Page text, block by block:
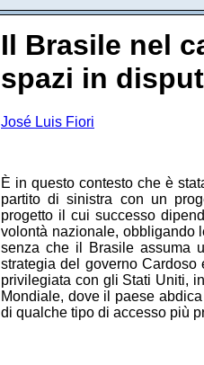
Il Brasile nel
spazi in
José Luis Fiori
È in questo contesto che è
partito di sinistra con un
progetto il cui successo
volontà nazionale, obbligando
senza che il Brasile assuma
strategia del governo
privilegiata con gli Stati Uniti,
Mondiale, dove il paese
di qualche tipo di accesso più